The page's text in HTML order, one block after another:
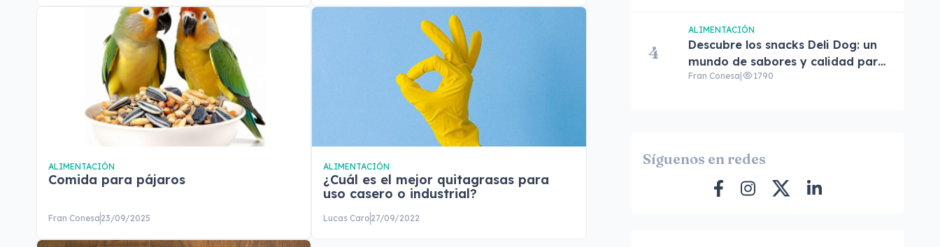
ALIMENTACIÓN
Comida para pájaros
Fran Conesa 23/09/2025
ALIMENTACIÓN
¿Cuál es el mejor quitagrasas para
uso casero o industrial?
Lucas Caro 27/09/2022
4
ALIMENTACIÓN
Descubre los snacks Deli Dog: un
mundo de sabores y calidad para
tu perro
Fran Conesa 1790
Síguenos en redes